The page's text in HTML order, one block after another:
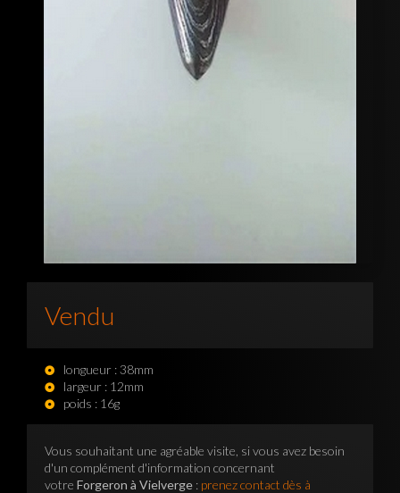
Vendu
longueur : 38mm
largeur : 12mm
poids : 16g
Vous souhaitant une agréable visite, si vous avez besoin
d'un complément d'information concernant
votre Forgeron à Vielverge : prenez contact dès à